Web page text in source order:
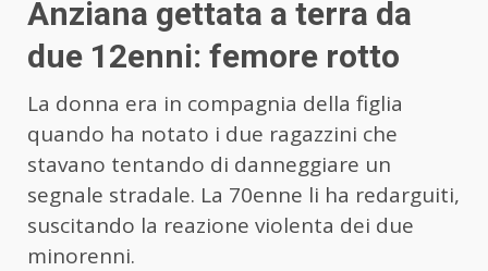
Anziana gettata a terra da
due 12enni: femore rotto
La donna era in compagnia della figlia
quando ha notato i due ragazzini che
stavano tentando di danneggiare un
segnale stradale. La 70enne li ha redarguiti,
suscitando la reazione violenta dei due
minorenni.